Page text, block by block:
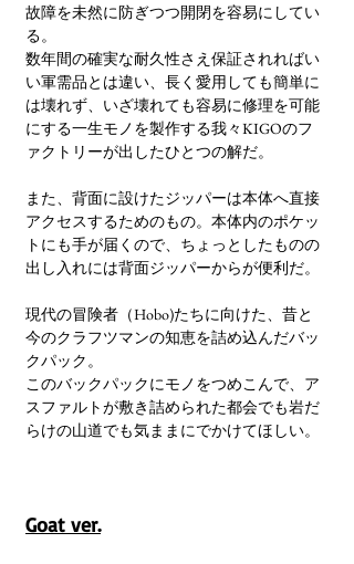
故障を未然に防ぎつつ開閉を容易にしてい
る。
数年間の確実な耐久性さえ保証されればい
い軍需品とは違い、長く愛用しても簡単に
は壊れず、いざ壊れても容易に修理を可能
にする一生モノを製作する我々KIGOのフ
ァクトリーが出したひとつの解だ。
また、背面に設けたジッパーは本体へ直接
アクセスするためのもの。本体内のポケッ
トにも手が届くので、ちょっとしたものの
出し入れには背面ジッパーからが便利だ。
現代の冒険者（Hobo)たちに向けた、昔と
今のクラフツマンの知恵を詰め込んだバッ
クパック。
このバックパックにモノをつめこんで、ア
スファルトが敷き詰められた都会でも岩だ
らけの山道でも気ままにでかけてほしい。
Goat ver.